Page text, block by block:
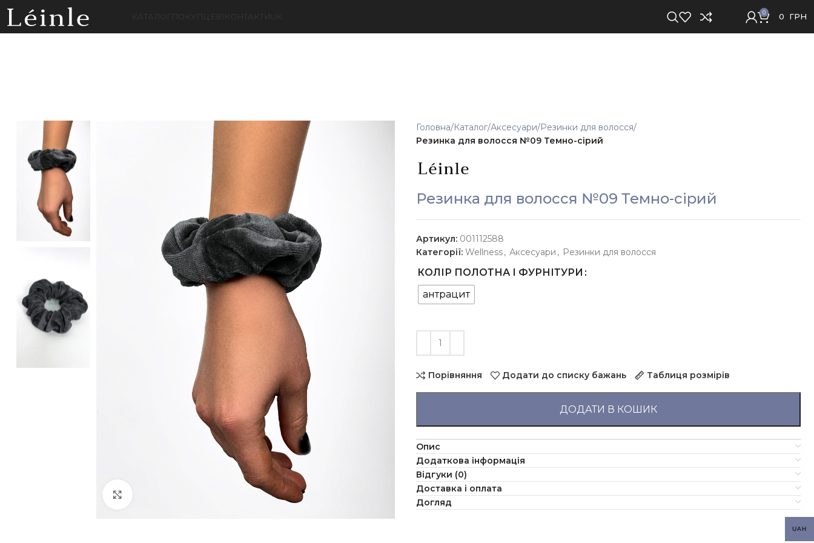
0 0 ГРН
Головна Каталог Аксесуари Резинки для волосся
Резинка для волосся №09 Темно-сірий
Резинка для волосся №09 Темно-сірий
Артикул: 001112588
Категорії: Wellness, Аксесуари , Резинки для волосся
КОЛІР ПОЛОТНА І ФУРНІТУРИ
антрацит
Порівняння Додати до списку бажань Таблиця розмірів
ДОДАТИ В КОШИК
Опис
Додаткова інформація
Відгуки (0)
Доставка і оплата
Догляд
UAH